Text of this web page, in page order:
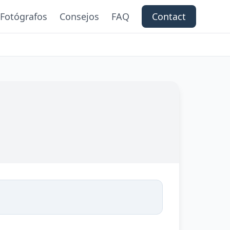
Fotógrafos Consejos FAQ Contact